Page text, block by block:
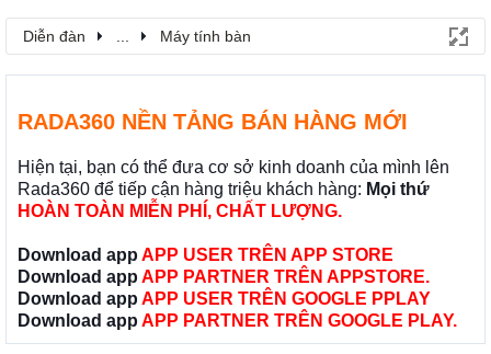
Diễn đàn Máy tính bàn
RADA360 NỀN TẢNG BÁN HÀNG MỚI
Hiện tại, bạn có thể đưa cơ sở kinh doanh của mình lên
Rada360 để tiếp cận hàng triệu khách hàng: Mọi thứ
HOÀN TOÀN MIỄN PHÍ, CHẤT LƯỢNG.
Download app APP USER TRÊN APP STORE
Download app APP PARTNER TRÊN APPSTORE.
Download app APP USER TRÊN GOOGLE PPLAY
Download app APP PARTNER TRÊN GOOGLE PLAY.